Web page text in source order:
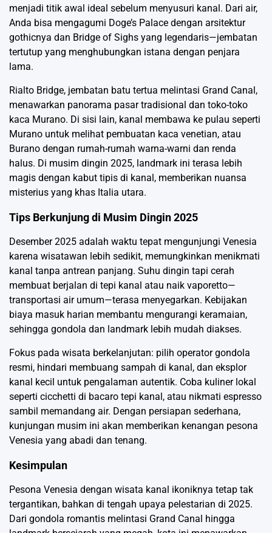
menjadi titik awal ideal sebelum menyusuri kanal. Dari air,
Anda bisa mengagumi Doge’s Palace dengan arsitektur
gothicnya dan Bridge of Sighs yang legendaris—jembatan
tertutup yang menghubungkan istana dengan penjara
lama.
Rialto Bridge, jembatan batu tertua melintasi Grand Canal,
menawarkan panorama pasar tradisional dan toko-toko
kaca Murano. Di sisi lain, kanal membawa ke pulau seperti
Murano untuk melihat pembuatan kaca venetian, atau
Burano dengan rumah-rumah warna-warni dan renda
halus. Di musim dingin 2025, landmark ini terasa lebih
magis dengan kabut tipis di kanal, memberikan nuansa
misterius yang khas Italia utara.
Tips Berkunjung di Musim Dingin 2025
Desember 2025 adalah waktu tepat mengunjungi Venesia
karena wisatawan lebih sedikit, memungkinkan menikmati
kanal tanpa antrean panjang. Suhu dingin tapi cerah
membuat berjalan di tepi kanal atau naik vaporetto—
transportasi air umum—terasa menyegarkan. Kebijakan
biaya masuk harian membantu mengurangi keramaian,
sehingga gondola dan landmark lebih mudah diakses.
Fokus pada wisata berkelanjutan: pilih operator gondola
resmi, hindari membuang sampah di kanal, dan eksplor
kanal kecil untuk pengalaman autentik. Coba kuliner lokal
seperti cicchetti di bacaro tepi kanal, atau nikmati espresso
sambil memandang air. Dengan persiapan sederhana,
kunjungan musim ini akan memberikan kenangan pesona
Venesia yang abadi dan tenang.
Kesimpulan
Pesona Venesia dengan wisata kanal ikoniknya tetap tak
tergantikan, bahkan di tengah upaya pelestarian di 2025.
Dari gondola romantis melintasi Grand Canal hingga